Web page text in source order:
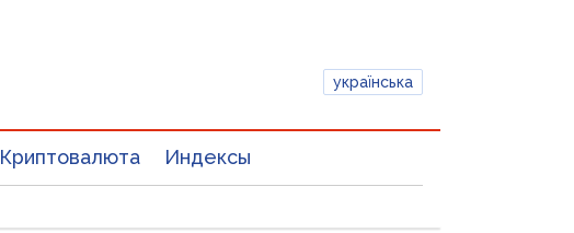
українська
Криптовалюта Индексы